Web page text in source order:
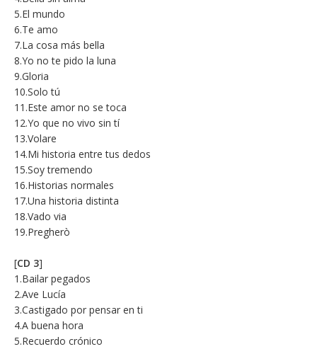
5.El mundo
6.Te amo
7.La cosa más bella
8.Yo no te pido la luna
9.Gloria
10.Solo tú
11.Este amor no se toca
12.Yo que no vivo sin tí
13.Volare
14.Mi historia entre tus dedos
15.Soy tremendo
16.Historias normales
17.Una historia distinta
18.Vado via
19.Pregherò
[CD 3]
1.Bailar pegados
2.Ave Lucía
3.Castigado por pensar en ti
4.A buena hora
5.Recuerdo crónico